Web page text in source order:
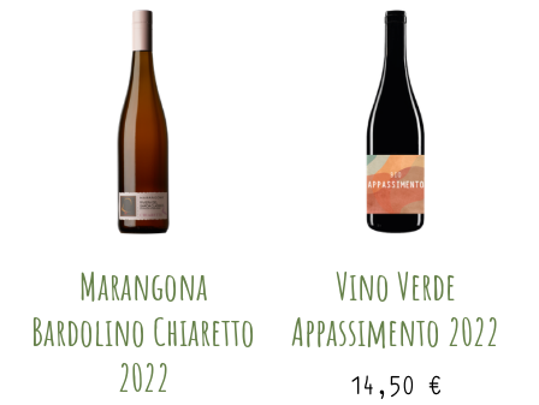
Marangona
Bardolino Chiaretto
2022
Vino Verde
Appassimento 2022
14,50€